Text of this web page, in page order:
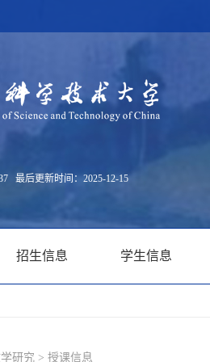
最后更新时间： 2025-12-15
招生信息 学生信息
研究 > 授课信息